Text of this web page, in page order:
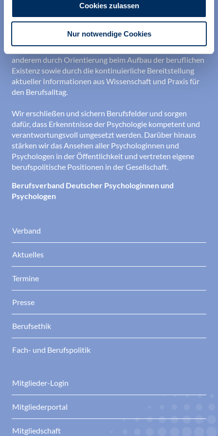
Cookies zulassen
Nur notwendige Cookies
ihrer Berufsausübung und bei der Festigung ihrer
professionellen Identität. Dies erreichen wir unter
anderem durch Orientierung beim Aufbau der beruflichen
Existenz sowie durch die kontinuierliche Bereitstellung
aktueller Informationen aus Wissenschaft und Praxis für
den Berufsalltag.
Wir erschließen und sichern Berufsfelder und sorgen
dafür, dass Erkenntnisse der Psychologie kompetent und
verantwortungsvoll umgesetzt werden. Darüber hinaus
stärken wir das Ansehen aller Psychologinnen und
Psychologen in der Öffentlichkeit und vertreten eigene
berufspolitische Positionen in der Gesellschaft.
Berufsverband Deutscher Psychologinnen und
Psychologen
Verband
Aktuelles
Termine
Presse
Berufsethik
Fach- und Berufspolitik
Mitglieder-Login
Mitgliederportal
Mitgliedschaft